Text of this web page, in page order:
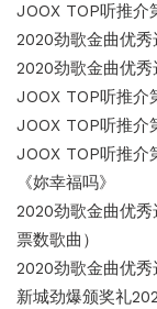
JOOX TOP听推介
2020劲歌金曲优秀
2020劲歌金曲优秀
JOOX TOP听推介
JOOX TOP听推介
JOOX TOP听推介
《妳幸福吗》
2020劲歌金曲优
票数歌曲）
2020劲歌金曲优秀
新城劲爆颁奖礼